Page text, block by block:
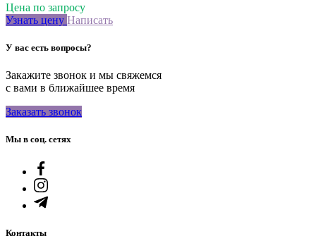
Цена по запросу
Узнать цену Написать
У вас есть вопросы?
Закажите звонок и мы свяжемся
с вами в ближайшее время
Заказать звонок
Мы в соц. сетях
Контакты